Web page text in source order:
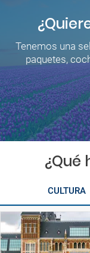
Tenemos una
paquetes,
¿Qué
CULTURA